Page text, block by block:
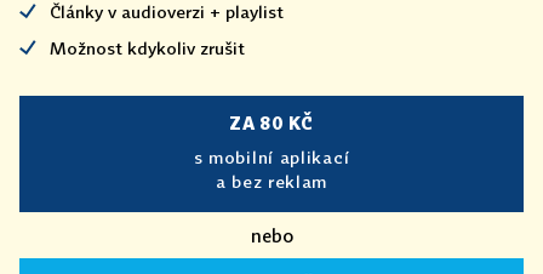
Články v audioverzi + playlist
Možnost kdykoliv zrušit
ZA 80 KČ
s mobilní aplikací
a bez reklam
nebo